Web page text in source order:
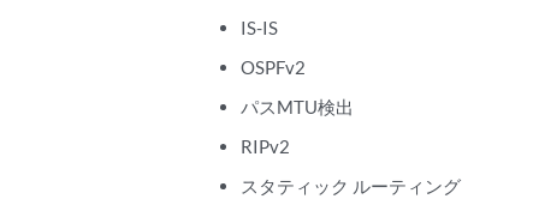
IS-IS
OSPFv2
パスMTU検出
RIPv2
スタティック ルーティング